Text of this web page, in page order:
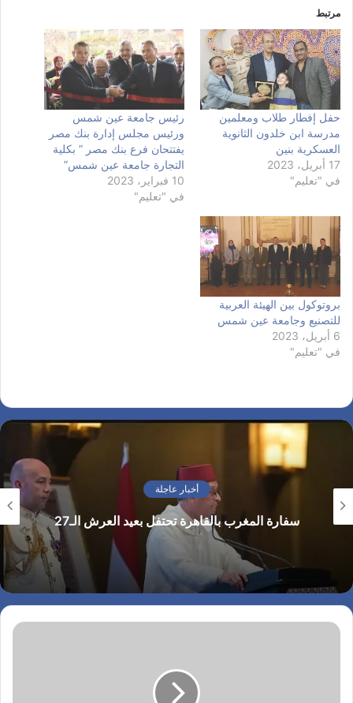
مرتبط
حفل إفطار طلاب ومعلمين
مدرسة ابن خلدون الثانوية
العسكرية بنين
17 أبريل، 2023
في "تعليم"
رئيس جامعة عين شمس
ورئيس مجلس إدارة بنك مصر
يفتتحان فرع بنك مصر ” بكلية
التجارة جامعة عين شمس”
10 فبراير، 2023
في "تعليم"
بروتوكول بين الهيئة العربية
للتصنيع وجامعة عين شمس
6 أبريل، 2023
في "تعليم"
أخبار عاجلة
سفارة المغرب بالقاهرة تحتفل بعيد العرش الـ27